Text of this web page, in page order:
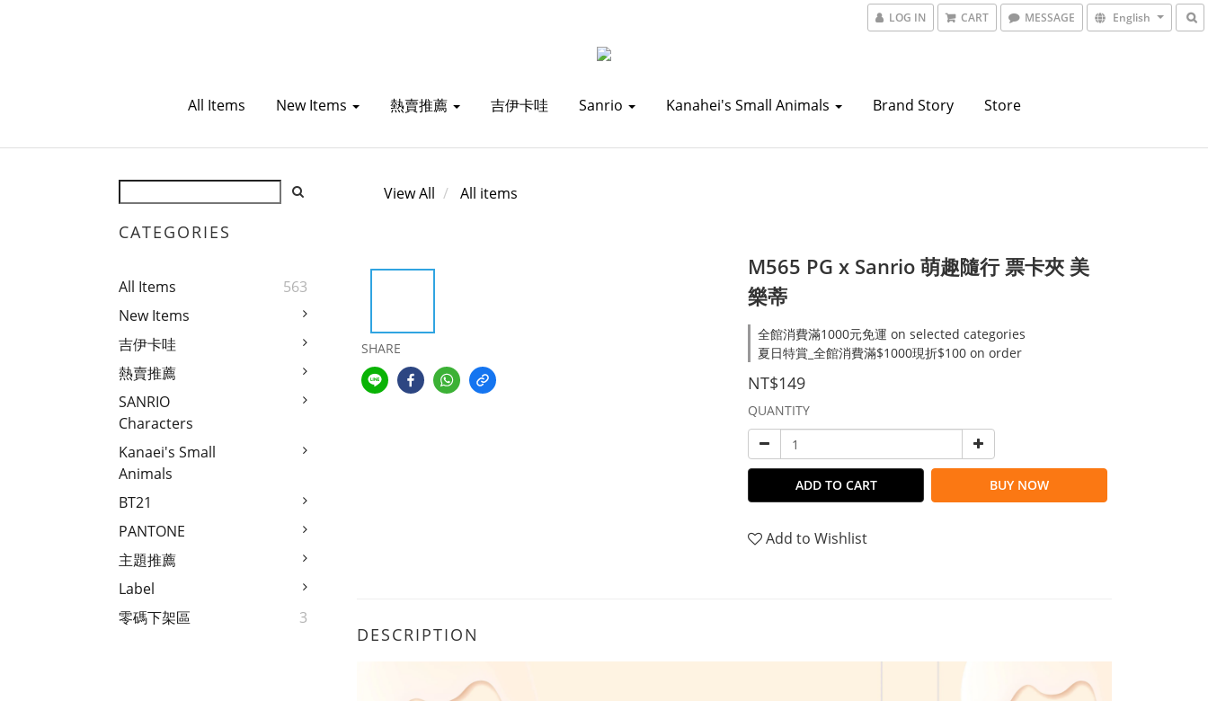
LOG IN CART MESSAGE English
All Items New Items 熱賣推薦 吉伊卡哇 Sanrio Kanahei's Small Animals Brand Story Store
CATEGORIES
All Items
563
New Items
吉伊卡哇
熱賣推薦
SANRIO
Characters
Kanaei's Small
Animals
BT21
PANTONE
主題推薦
Label
零碼下架區
3
View All All items
SHARE
M565 PG x Sanrio 萌趣隨行 票卡夾 美
樂蒂
全館消費滿1000元免運 on selected categories
夏日特賞_全館消費滿$1000現折$100 on order
NT$149
QUANTITY
ADD TO CART BUY NOW
Add to Wishlist
DESCRIPTION